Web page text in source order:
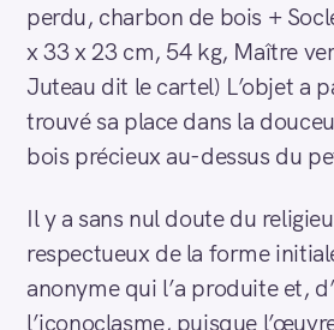
perdu, charbon de bois +
x 33 x 23 cm, 54 kg, Maître
Juteau dit le cartel) L’objet a
trouvé sa place dans la
bois précieux au-dessus du
Il y a sans nul doute du
respectueux de la forme
anonyme qui l’a produite et,
l’iconoclasme, puisque